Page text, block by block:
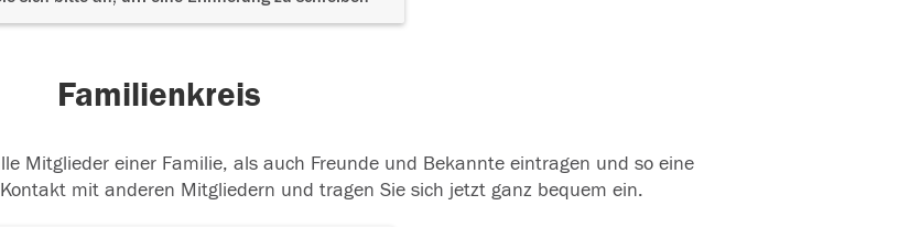
Familienkreis
Mitglieder einer Familie, als auch Freunde und Bekannte eintragen und so eine
mit anderen Mitgliedern und tragen Sie sich jetzt ganz bequem ein.